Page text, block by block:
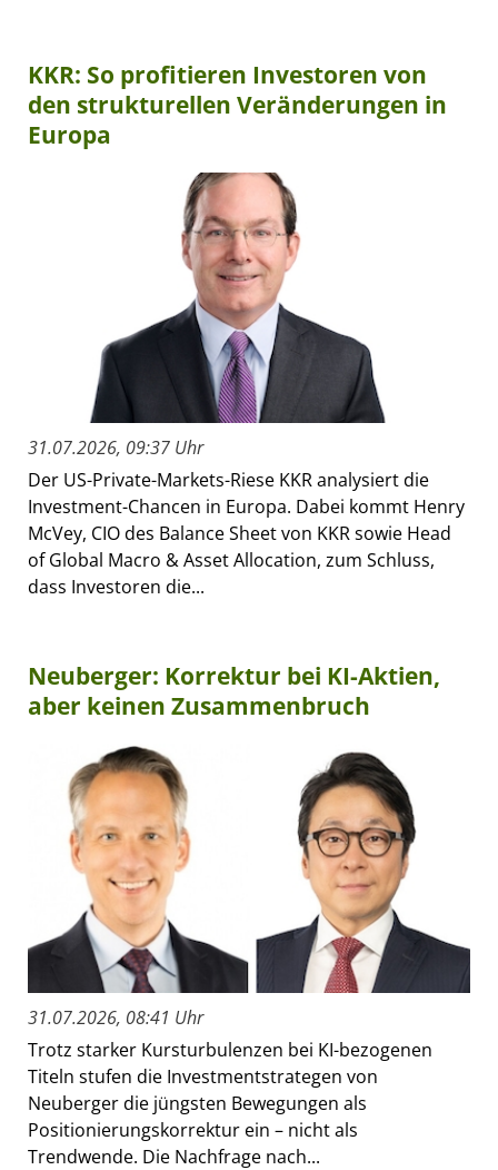
KKR: So profitieren Investoren von
den strukturellen Veränderungen in
Europa
31.07.2026, 09:37 Uhr
Der US-Private-Markets-Riese KKR analysiert die
Investment-Chancen in Europa. Dabei kommt Henry
McVey, CIO des Balance Sheet von KKR sowie Head
of Global Macro & Asset Allocation, zum Schluss,
dass Investoren die...
Neuberger: Korrektur bei KI-Aktien,
aber keinen Zusammenbruch
31.07.2026, 08:41 Uhr
Trotz starker Kursturbulenzen bei KI-bezogenen
Titeln stufen die Investmentstrategen von
Neuberger die jüngsten Bewegungen als
Positionierungskorrektur ein – nicht als
Trendwende. Die Nachfrage nach...